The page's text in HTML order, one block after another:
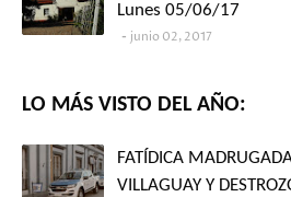
Lunes 05/06/17
junio 02, 2017
LO MÁS VISTO DEL AÑO:
FATÍDICA
VILLAGUAY Y